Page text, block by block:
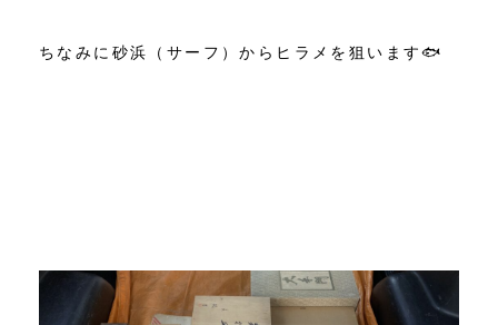
ちなみに砂浜（サーフ）からヒラメを狙います🐟